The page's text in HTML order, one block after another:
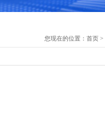
您现在的位置： 首页 >